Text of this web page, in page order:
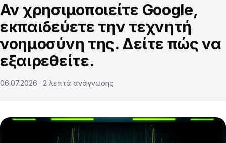
Αν χρησιμοποιείτε Google,
εκπαιδεύετε την τεχνητή
νοημοσύνη της. Δείτε πώς να
εξαιρεθείτε.
06.07.2026 · 2 λεπτά ανάγνωσης